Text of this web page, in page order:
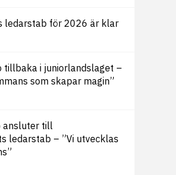
ledarstab för 2026 är klar
tillbaka i juniorlandslaget –
som skapar magin”
ansluter till
ledarstab – ”Vi utvecklas